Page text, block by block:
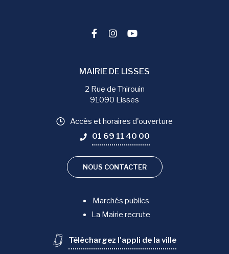
Lien vers le compte Facebook
Lien vers le compte
Lien vers la chaîne
MAIRIE DE LISSES
2 Rue de Thirouin
91090 Lisses
Accès et horaires d'ouverture
01 69 11 40 00
NOUS CONTACTER
Marchés publics
La Mairie recrute
Téléchargez l'appli de la ville